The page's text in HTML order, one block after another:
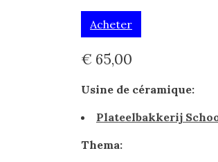
Acheter
€ 65,00
Usine de céramique:
Plateelbakkerij
Thema: